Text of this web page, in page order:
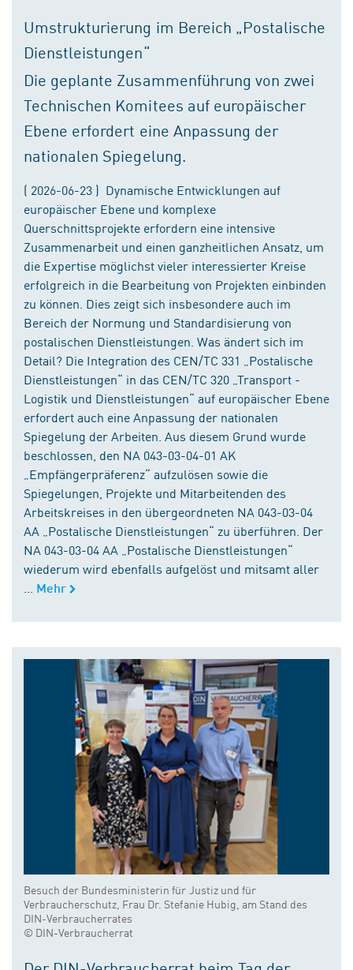
Umstrukturierung im Bereich „Postalische
Dienstleistungen“
Die geplante Zusammenführung von zwei
Technischen Komitees auf europäischer
Ebene erfordert eine Anpassung der
nationalen Spiegelung.
( 2026-06-23 ) Dynamische Entwicklungen auf
europäischer Ebene und komplexe
Querschnittsprojekte erfordern eine intensive
Zusammenarbeit und einen ganzheitlichen Ansatz, um
die Expertise möglichst vieler interessierter Kreise
erfolgreich in die Bearbeitung von Projekten einbinden
zu können. Dies zeigt sich insbesondere auch im
Bereich der Normung und Standardisierung von
postalischen Dienstleistungen. Was ändert sich im
Detail? Die Integration des CEN/TC 331 „Postalische
Dienstleistungen“ in das CEN/TC 320 „Transport -
Logistik und Dienstleistungen“ auf europäischer Ebene
erfordert auch eine Anpassung der nationalen
Spiegelung der Arbeiten. Aus diesem Grund wurde
beschlossen, den NA 043-03-04-01 AK
„Empfängerpräferenz“ aufzulösen sowie die
Spiegelungen, Projekte und Mitarbeitenden des
Arbeitskreises in den übergeordneten NA 043-03-04
AA „Postalische Dienstleistungen“ zu überführen. Der
NA 043-03-04 AA „Postalische Dienstleistungen“
wiederum wird ebenfalls aufgelöst und mitsamt aller
Mehr
Besuch der Bundesministerin für Justiz und für
Verbraucherschutz, Frau Dr. Stefanie Hubig, am Stand des
DIN-Verbraucherrates
© DIN-Verbraucherrat